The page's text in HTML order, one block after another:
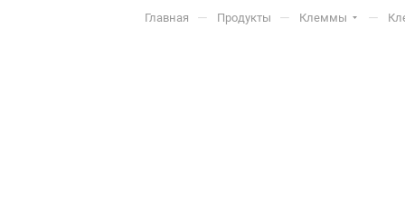
Главная — Продукты — Клеммы —